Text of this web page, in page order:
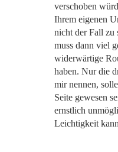
verschoben
Ihrem eigenen
nicht der Fall zu
muss dann viel
widerwärtige
haben. Nur die
mir nennen,
Seite gewesen
ernstlich
Leichtigkeit